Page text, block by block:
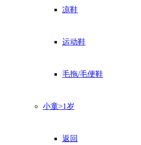
凉鞋
运动鞋
毛拖/毛便鞋
小童>1岁
返回